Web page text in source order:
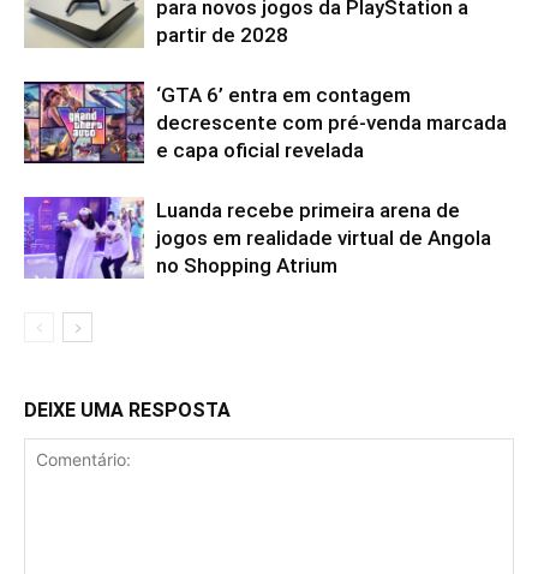
para novos jogos da PlayStation a
partir de 2028
‘GTA 6’ entra em contagem
decrescente com pré-venda marcada
e capa oficial revelada
Luanda recebe primeira arena de
jogos em realidade virtual de Angola
no Shopping Atrium
DEIXE UMA RESPOSTA